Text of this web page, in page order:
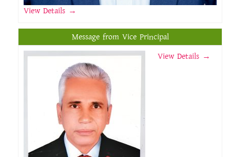
View Details →
Message from Vice Principal
View Details →